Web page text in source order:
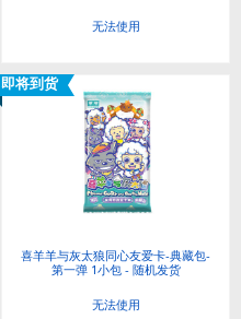
无法使用
即将到货
喜羊羊与灰太狼同心友爱卡-典藏包-
第一弹 1小包 - 随机发货
无法使用